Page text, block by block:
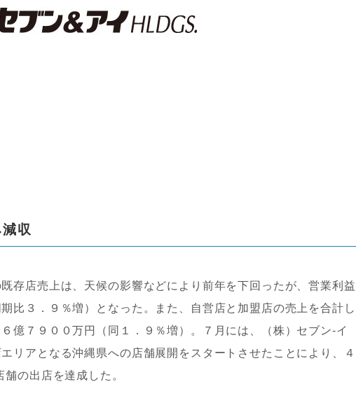
収
存店売上は、天候の影響などにより前年を下回ったが、営業利益
比３．９％増）となった。また、自営店と加盟店の売上を合計し
億７９００万円（同１．９％増）。７月には、（株）セブン‐イ
リアとなる沖縄県への店舗展開をスタートさせたことにより、４
舗の出店を達成した。